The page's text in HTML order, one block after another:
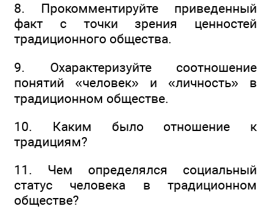
8. Прокомментируйте приведенный
факт с точки зрения ценностей
традиционного общества.
9. Охарактеризуйте соотношение
понятий «человек» и «личность» в
традиционном обществе.
10. Каким было отношение к
традициям?
11. Чем определялся социальный
статус человека в традиционном
обществе?